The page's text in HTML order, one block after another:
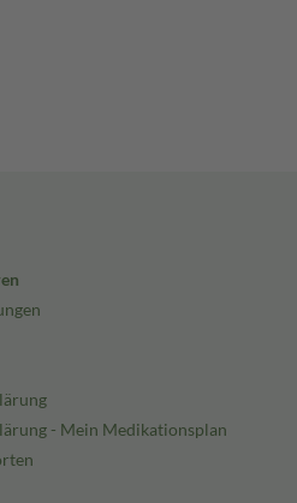
- Mein Medikationsplan